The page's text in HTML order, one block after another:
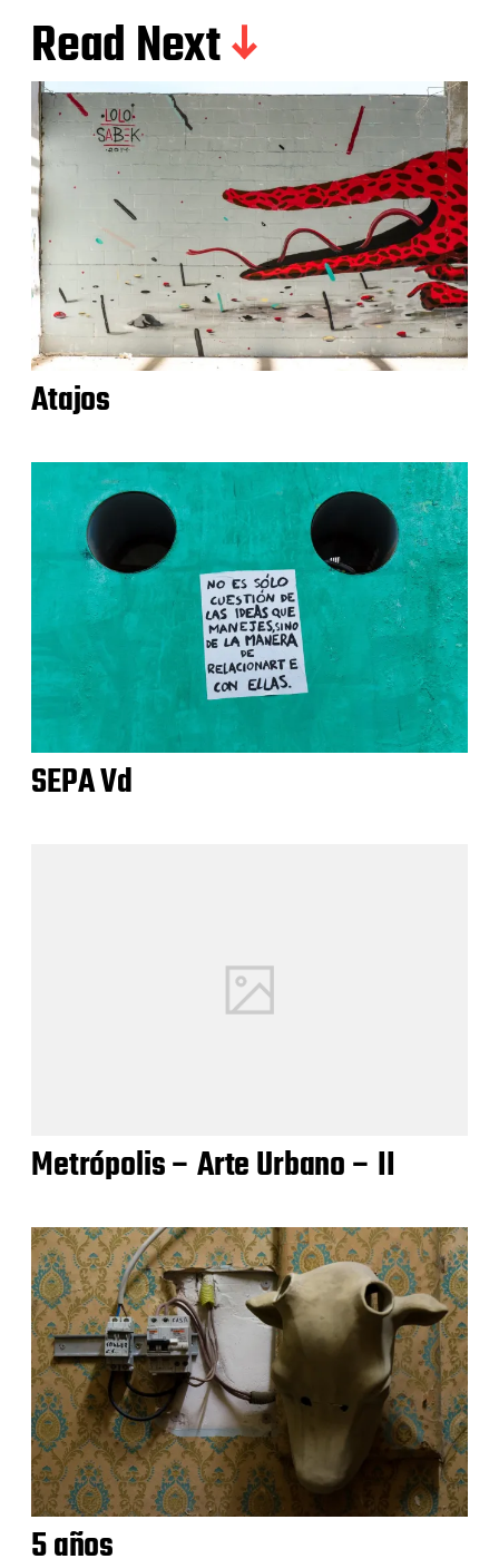
Read Next
Atajos
SEPA Vd
Metrópolis – Arte Urbano – II
5 años